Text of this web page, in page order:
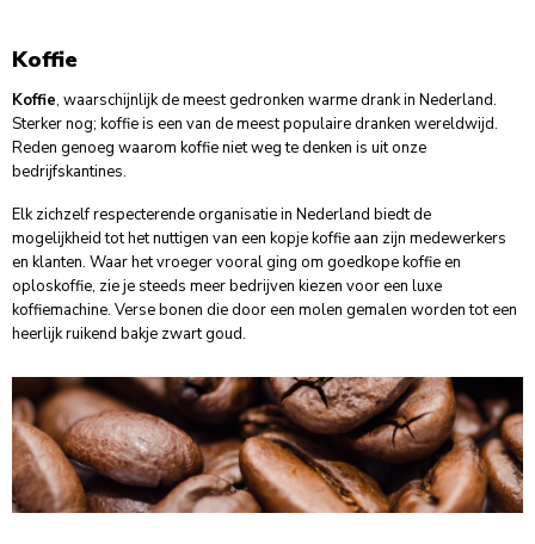
Koffie
Koffie, waarschijnlijk de meest gedronken warme drank in Nederland.
Sterker nog; koffie is een van de meest populaire dranken wereldwijd.
Reden genoeg waarom koffie niet weg te denken is uit onze
bedrijfskantines.
Elk zichzelf respecterende organisatie in Nederland biedt de
mogelijkheid tot het nuttigen van een kopje koffie aan zijn medewerkers
en klanten. Waar het vroeger vooral ging om goedkope koffie en
oploskoffie, zie je steeds meer bedrijven kiezen voor een luxe
koffiemachine. Verse bonen die door een molen gemalen worden tot een
heerlijk ruikend bakje zwart goud.